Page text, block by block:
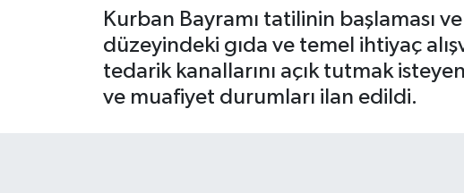
Kurban Bayramı tatilinin başlaması
düzeyindeki gıda ve temel ihtiyaç
tedarik kanallarını açık tutmak
ve muafiyet durumları ilan edildi.